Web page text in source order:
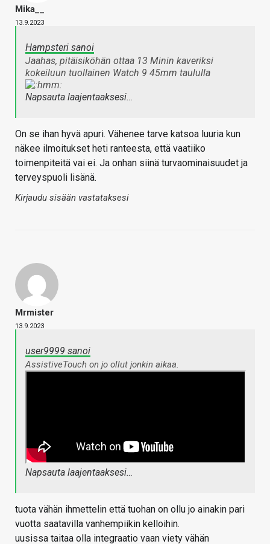
Mika__
13.9.2023
Hampsteri sanoi
Jaahas, pitäisiköhän ottaa 13 Minin kaveriksi
kokeiluun tuollainen Watch 9 45mm taululla
Napsauta laajentaaksesi…
On se ihan hyvä apuri. Vähenee tarve katsoa luuria kun
näkee ilmoitukset heti ranteesta, että vaatiiko
toimenpiteitä vai ei. Ja onhan siinä turvaominaisuudet ja
terveyspuoli lisänä.
Kirjaudu sisään vastataksesi
Mrmister
13.9.2023
user9999 sanoi
AssistiveTouch on jo ollut jonkin aikaa.
Napsauta laajentaaksesi…
tuota vähän ihmettelin että tuohan on ollu jo ainakin pari
vuotta saatavilla vanhempiikin kelloihin.
uusissa taitaa olla integraatio vaan viety vähän